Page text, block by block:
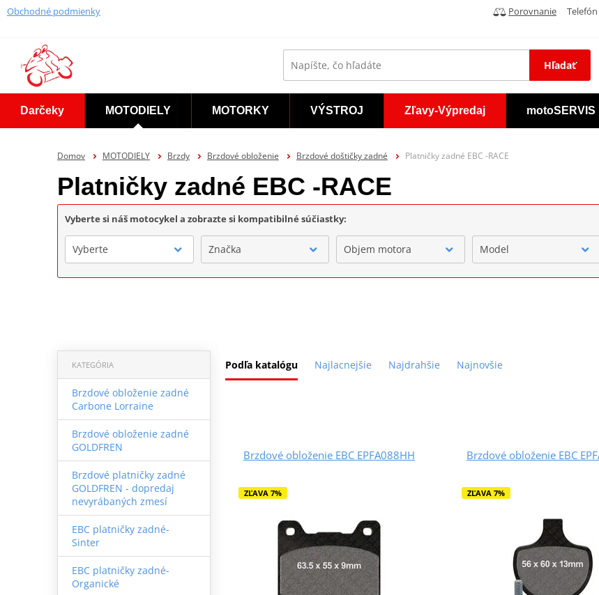
Obchodné podmienky Porovnanie
Telefón
Hľadať
Darčeky MOTODIELY MOTORKY VÝSTROJ Zľavy-Výpredaj motoSERVIS
Domov MOTODIELY Brzdy Brzdové obloženie Brzdové doštičky zadné Platničky zadné EBC -RACE
Platničky zadné EBC -RACE
Vyberte si náš motocykel a zobrazte si kompatibilné súčiastky:
Vyberte Značka Objem motora Model
Podľa katalógu Najlacnejšie Najdrahšie Najnovšie
KATEGÓRIA
Brzdové obloženie zadné
Carbone Lorraine
Brzdové obloženie zadné
GOLDFREN
Brzdové platničky zadné
GOLDFREN - dopredaj
nevyrábaných zmesí
EBC platničky zadné-
Sinter
EBC platničky zadné-
Organické
Brzdové obloženie EBC EPFA088HH
ZĽAVA 7%
Brzdové obloženie EBC
ZĽAVA 7%